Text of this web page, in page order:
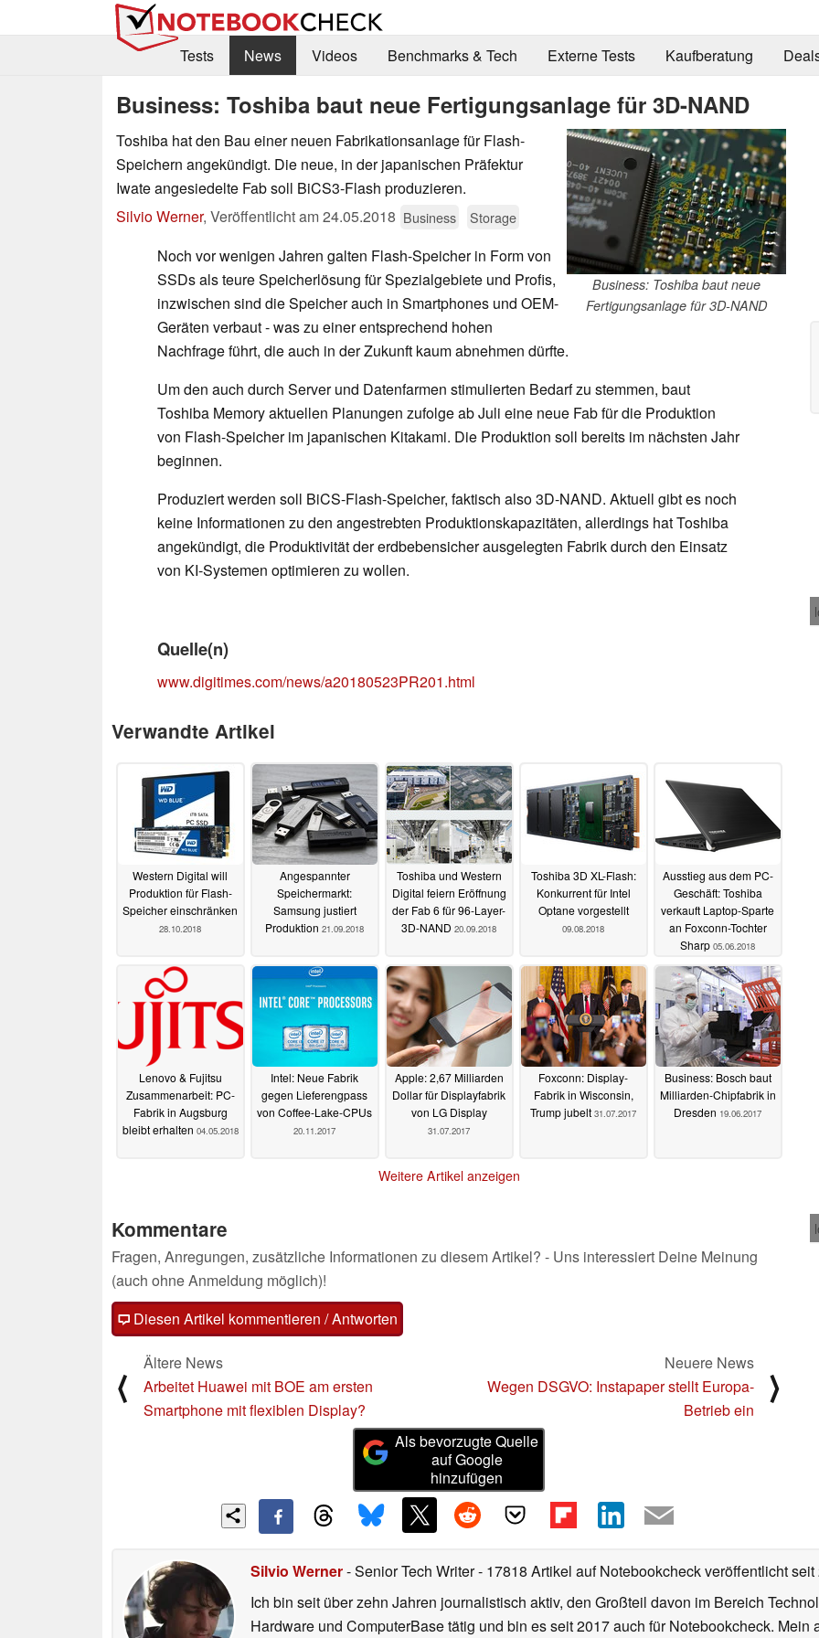
Tests
News Videos Benchmarks & Tech Externe Tests Kaufberatung
Business: Toshiba baut neue Fertigungsanlage für 3D-NAND
Business: Toshiba baut neue
Fertigungsanlage für 3D-NAND
Toshiba hat den Bau einer neuen Fabrikationsanlage für Flash-
Speichern angekündigt. Die neue, in der japanischen Präfektur
Iwate angesiedelte Fab soll BiCS3-Flash produzieren.
Silvio Werner, Veröffentlicht am24.05.2018 Business Storage
Noch vor wenigen Jahren galten Flash-Speicher in Form von
SSDs als teure Speicherlösung für Spezialgebiete und Profis,
inzwischen sind die Speicher auch in Smartphones und OEM-
Geräten verbaut - was zu einer entsprechend hohen
Nachfrage führt, die auch in der Zukunft kaum abnehmen dürfte.
Um den auch durch Server und Datenfarmen stimulierten Bedarf zu stemmen, baut
Toshiba Memory aktuellen Planungen zufolge ab Juli eine neue Fab für die Produktion
von Flash-Speicher im japanischen Kitakami. Die Produktion soll bereits im nächsten Jahr
beginnen.
Produziert werden soll BiCS-Flash-Speicher, faktisch also 3D-NAND. Aktuell gibt es noch
keine Informationen zu den angestrebten Produktionskapazitäten, allerdings hat Toshiba
angekündigt, die Produktivität der erdbebensicher ausgelegten Fabrik durch den Einsatz
von KI-Systemen optimieren zu wollen.
Quelle(n)
www.digitimes.com/news/a20180523PR201.html
Verwandte Artikel
Western Digital will
Produktion für Flash-
Speicher einschränken
28.10.2018
Angespannter
Speichermarkt:
Samsung justiert
Produktion 21.09.2018
Toshiba und Western
Digital feiern Eröffnung
der Fab 6 für 96-Layer-
3D-NAND 20.09.2018
Toshiba 3D XL-Flash:
Konkurrent für Intel
Optane vorgestellt
09.08.2018
Ausstieg aus dem PC-
Geschäft: Toshiba
verkauft Laptop-Sparte
an Foxconn-Tochter
Sharp 05.06.2018
Lenovo & Fujitsu
Zusammenarbeit: PC-
Fabrik in Augsburg
bleibt erhalten 04.05.2018
Intel: Neue Fabrik
gegen Lieferengpass
von Coffee-Lake-CPUs
20.11.2017
Apple: 2,67 Milliarden
Dollar für Displayfabrik
von LG Display
31.07.2017
Foxconn: Display-
Fabrik in Wisconsin,
Trump jubelt 31.07.2017
Business: Bosch baut
Milliarden-Chipfabrik in
Dresden 19.06.2017
Weitere Artikel anzeigen
Kommentare
Fragen, Anregungen, zusätzliche Informationen zu diesem Artikel? - Uns interessiert Deine Meinung
(auch ohne Anmeldung möglich)!
Diesen Artikel kommentieren / Antworten
⟨
Ältere News
Arbeitet Huawei mit BOE am ersten
Smartphone mit flexiblen Display?
Neuere News
Wegen DSGVO: Instapaper stellt Europa-
Betrieb ein
⟩
Als bevorzugte Quelle
auf Google
hinzufügen
Silvio Werner- Senior Tech Writer- 17818 Artikel auf Notebookcheck veröffentlichtseit
Ich bin seit über zehn Jahren journalistisch aktiv, den Großteil davon im Bereich
Hardware und ComputerBase tätig und bin es seit 2017 auch für Notebookcheck.